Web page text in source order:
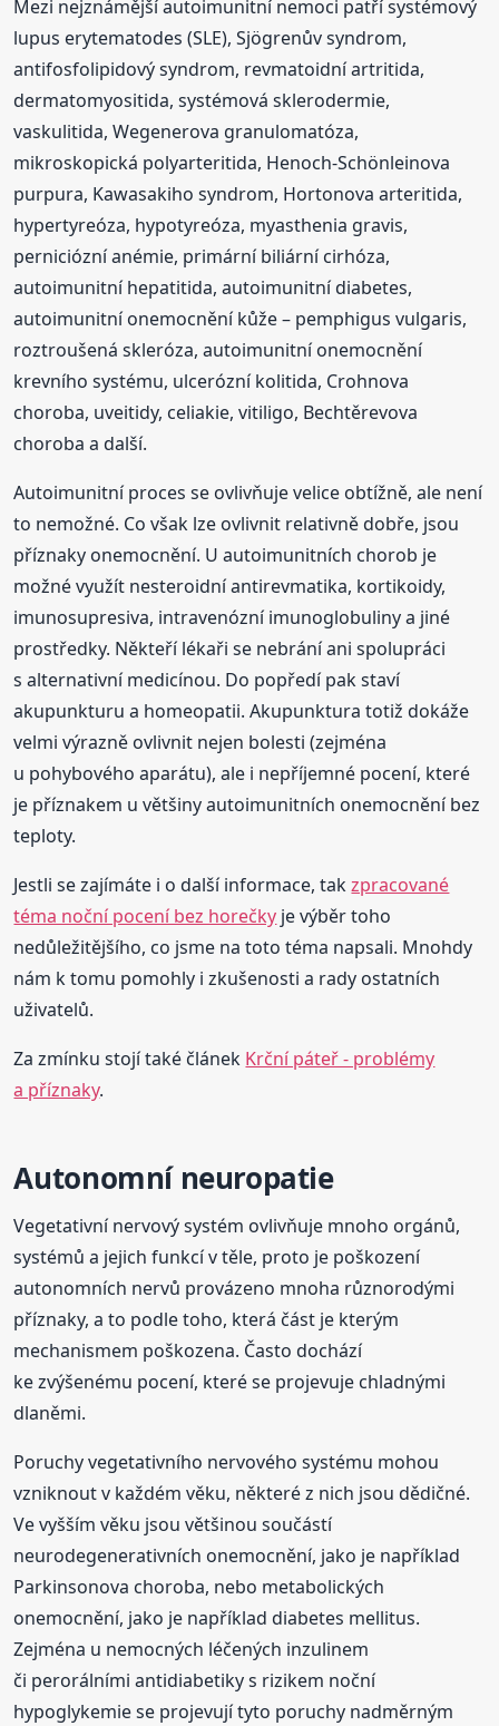
Mezi nejznámější autoimunitní nemoci patří systémový
lupus erytematodes (SLE), Sjögrenův syndrom,
antifosfolipidový syndrom, revmatoidní artritida,
dermatomyositida, systémová sklerodermie,
vaskulitida, Wegenerova granulomatóza,
mikroskopická polyarteritida, Henoch-Schönleinova
purpura, Kawasakiho syndrom, Hortonova arteritida,
hypertyreóza, hypotyreóza, myasthenia gravis,
perniciózní anémie, primární biliární cirhóza,
autoimunitní hepatitida, autoimunitní diabetes,
autoimunitní onemocnění kůže – pemphigus vulgaris,
roztroušená skleróza, autoimunitní onemocnění
krevního systému, ulcerózní kolitida, Crohnova
choroba, uveitidy, celiakie, vitiligo, Bechtěrevova
choroba a další.
Autoimunitní proces se ovlivňuje velice obtížně, ale není
to nemožné. Co však lze ovlivnit relativně dobře, jsou
příznaky onemocnění. U autoimunitních chorob je
možné využít nesteroidní antirevmatika, kortikoidy,
imunosupresiva, intravenózní imunoglobuliny a jiné
prostředky. Někteří lékaři se nebrání ani spolupráci
s alternativní medicínou. Do popředí pak staví
akupunkturu a homeopatii. Akupunktura totiž dokáže
velmi výrazně ovlivnit nejen bolesti (zejména
u pohybového aparátu), ale i nepříjemné pocení, které
je příznakem u většiny autoimunitních onemocnění bez
teploty.
Jestli se zajímáte i o další informace, takzpracované
téma noční pocení bez horečky je výběr toho
nedůležitějšího, co jsme na toto téma napsali. Mnohdy
nám k tomu pomohly i zkušenosti a rady ostatních
uživatelů.
Za zmínku stojí také článek Krční páteř - problémy
a příznaky.
Autonomní neuropatie
Vegetativní nervový systém ovlivňuje mnoho orgánů,
systémů a jejich funkcí v těle, proto je poškození
autonomních nervů provázeno mnoha různorodými
příznaky, a to podle toho, která část je kterým
mechanismem poškozena. Často dochází
ke zvýšenému pocení, které se projevuje chladnými
dlaněmi.
Poruchy vegetativního nervového systému mohou
vzniknout v každém věku, některé z nich jsou dědičné.
Ve vyšším věku jsou většinou součástí
neurodegenerativních onemocnění, jako je například
Parkinsonova choroba, nebo metabolických
onemocnění, jako je například diabetes mellitus.
Zejména u nemocných léčených inzulinem
či perorálními antidiabetiky s rizikem noční
hypoglykemie se projevují tyto poruchy nadměrným